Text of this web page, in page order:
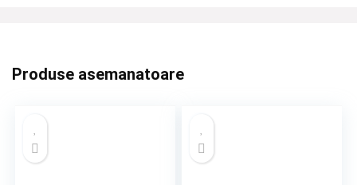
Produse asemanatoare